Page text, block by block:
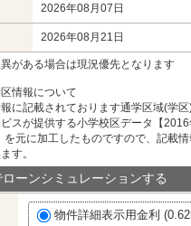
2026年08月07日
2026年08月21日
がある場合は現況優先となります
情報について
に記載されております通学区域(学
スが提供する小学校区データ【
を元に加工したものですので、記載
す。
ーンシミュレーションする
物件詳細表示用金利